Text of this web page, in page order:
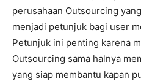
perusahaan Outsourcing
menjadi petunjuk bagi user
Petunjuk ini penting karena
Outsourcing sama halnya
yang siap membantu kapan